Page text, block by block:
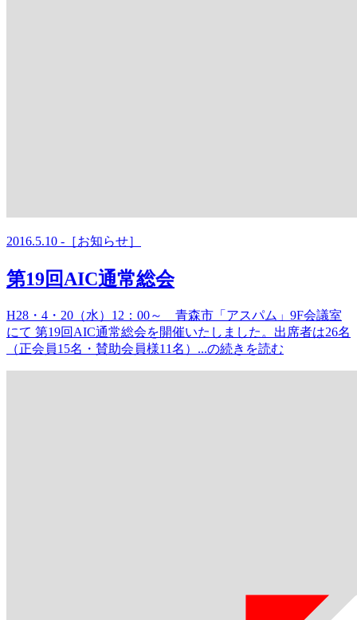
2016.5.10 -［お知らせ］
第19回AIC通常総会
H28・4・20（水）12：00～ 青森市「アスパム」9F会議室
にて 第19回AIC通常総会を開催いたしました。出席者は26名
（正会員15名・賛助会員様11名）...の続きを読む